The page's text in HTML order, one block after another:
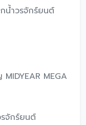
น้ำวรจักร์ยนต์
MEGA
จักร์ยนต์